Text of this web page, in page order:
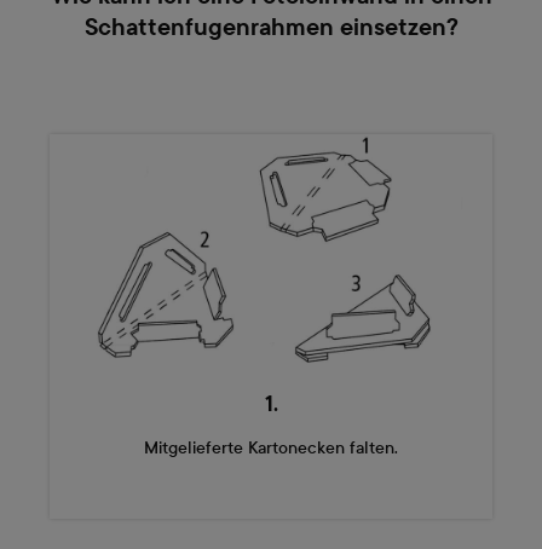
Schattenfugenrahmen einsetzen?
1.
Mitgelieferte Kartonecken falten.